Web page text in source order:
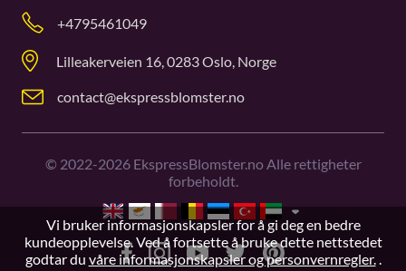
+4795461049
Lilleakerveien 16, 0283 Oslo, Norge
contact@ekspressblomster.no
© 2022-2026EkspressBlomster.no Alle rettigheter
forbeholdt.
Vi bruker informasjonskapsler for å gi deg en bedre
kundeopplevelse. Ved å fortsette å bruke dette nettstedet
godtar du våre informasjonskapsler og personvernregler..